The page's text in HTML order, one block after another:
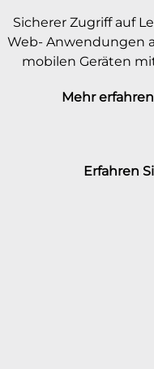
Sicherer Zugriff auf
Web- Anwendungen
mobilen Geräten
Mehr
Erfahren